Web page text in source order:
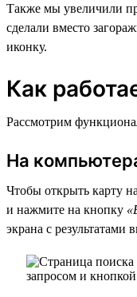
Также мы увеличили
сделали вместо
иконку.
Как
Рассмотрим
На
Чтобы открыть карту
и нажмите на кнопку
экрана с результатами